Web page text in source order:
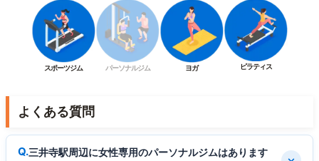
スポーツジム パーソナルジム ヨガ ピラティス
よくある質問
三井寺駅周辺に女性専用のパーソナルジムはあります